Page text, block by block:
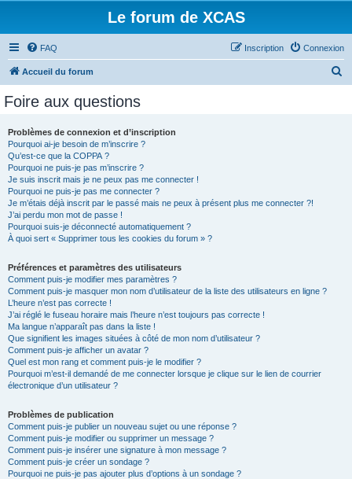
Le forum de XCAS
FAQ Connexion
Inscription
Accueil du forum
Foire aux questions
Problèmes de connexion et d’inscription
Pourquoi ai-je besoin de m’inscrire ?
Qu’est-ce que la COPPA ?
Pourquoi ne puis-je pas m’inscrire ?
Je suis inscrit mais je ne peux pas me connecter !
Pourquoi ne puis-je pas me connecter ?
Je m’étais déjà inscrit par le passé mais ne peux à présent plus me connecter ?!
J’ai perdu mon mot de passe !
Pourquoi suis-je déconnecté automatiquement ?
À quoi sert « Supprimer tous les cookies du forum » ?
Préférences et paramètres des utilisateurs
Comment puis-je modifier mes paramètres ?
Comment puis-je masquer mon nom d’utilisateur de la liste des utilisateurs en ligne ?
L’heure n’est pas correcte !
J’ai réglé le fuseau horaire mais l’heure n’est toujours pas correcte !
Ma langue n’apparaît pas dans la liste !
Que signifient les images situées à côté de mon nom d’utilisateur ?
Comment puis-je afficher un avatar ?
Quel est mon rang et comment puis-je le modifier ?
Pourquoi m’est-il demandé de me connecter lorsque je clique sur le lien de courrier
électronique d’un utilisateur ?
Problèmes de publication
Comment puis-je publier un nouveau sujet ou une réponse ?
Comment puis-je modifier ou supprimer un message ?
Comment puis-je insérer une signature à mon message ?
Comment puis-je créer un sondage ?
Pourquoi ne puis-je pas ajouter plus d’options à un sondage ?